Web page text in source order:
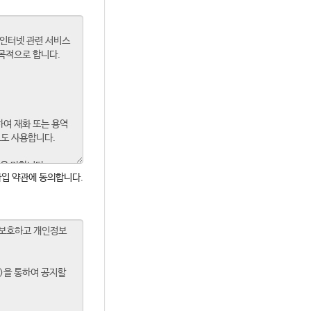
약관에 동의합니다.